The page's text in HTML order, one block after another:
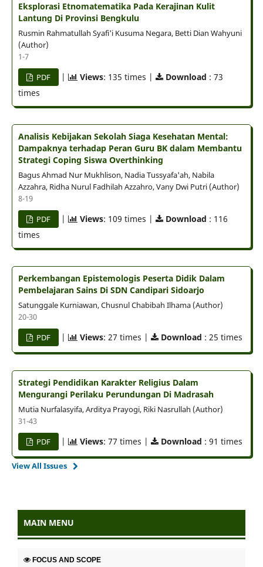
Eksplorasi Etnomatematika Pada Kerajinan Kulit
Lantung Di Provinsi Bengkulu
Rusmin Rahmatullah Syafi'i Kusuma Negara, Betti Dian Wahyuni
(Author)
1-7
PDF
| Views: 135 times | Download : 73
times
Analisis Kebijakan Sekolah Siaga Kesehatan Mental:
Dampaknya terhadap Peran Guru BK dalam Membantu
Strategi Coping Siswa Overthinking
Bagus Ahmad Nur Mukhlison, Nadia Tussyafa'ah, Nabila
Azzahra, Ridha Nurul Fadhilah Azzahro, Vany Dwi Putri (Author)
8-19
PDF
| Views: 109 times | Download : 116
times
Perkembangan Epistemologis Peserta Didik Dalam
Pembelajaran Sains Di SDN Candipari Sidoarjo
Satunggale Kurniawan, Chusnul Chabibah Ilhama (Author)
20-30
PDF
| Views: 27 times | Download : 25 times
Strategi Pendidikan Karakter Religius Dalam
Mengurangi Perilaku Perundungan Di Madrasah
Mutia Nurfalasyifa, Arditya Prayogi, Riki Nasrullah (Author)
31-43
PDF
| Views: 77 times | Download : 91 times
View All Issues
MAIN MENU
FOCUS AND SCOPE